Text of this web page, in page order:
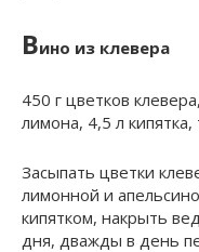
Вино из клевера
450 г цветков
лимона, 4,5 л
Засыпать цветки
лимонной и
кипятком, накрыть
дня, дважды в день